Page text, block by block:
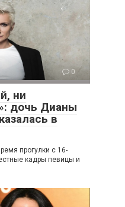
0
ни
дочь Дианы
в
прогулки с 16-
кадры певицы и